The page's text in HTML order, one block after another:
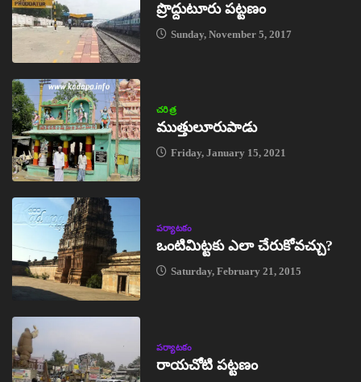
ప్రొద్దుటూరు పట్టణం
Sunday, November 5, 2017
చరిత్ర
ముత్తులూరుపాడు
Friday, January 15, 2021
పర్యాటకం
ఒంటిమిట్టకు ఎలా చేరుకోవచ్చు?
Saturday, February 21, 2015
పర్యాటకం
రాయచోటి పట్టణం